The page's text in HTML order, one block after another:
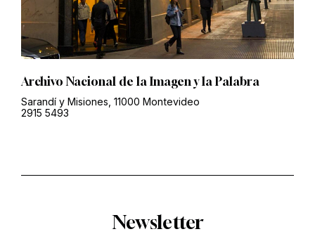
Archivo Nacional de la Imagen y la Palabra
Sarandí y Misiones, 11000 Montevideo
2915 5493
Newsletter